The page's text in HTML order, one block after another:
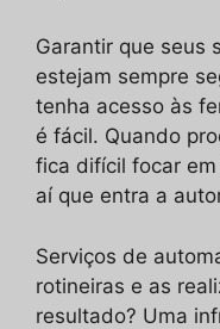
Garantir que seus
estejam sempre
tenha acesso às
é fácil. Quando
fica difícil focar
aí que entra a
Serviços de
rotineiras e as
resultado? Uma